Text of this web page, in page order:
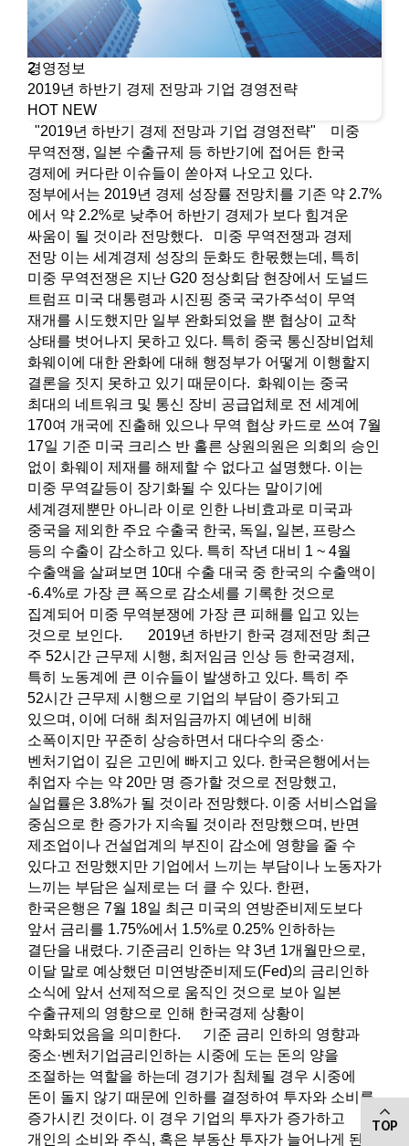
경영정보
2
2019년 하반기 경제 전망과 기업 경영전략
HOT NEW
"2019년 하반기 경제 전망과 기업 경영전략" 미중
무역전쟁, 일본 수출규제 등 하반기에 접어든 한국
경제에 커다란 이슈들이 쏟아져 나오고 있다.
정부에서는 2019년 경제 성장률 전망치를 기존 약 2.7%
에서 약 2.2%로 낮추어 하반기 경제가 보다 힘겨운
싸움이 될 것이라 전망했다. 미중 무역전쟁과 경제
전망 이는 세계경제 성장의 둔화도 한몫했는데, 특히
미중 무역전쟁은 지난 G20 정상회담 현장에서 도널드
트럼프 미국 대통령과 시진핑 중국 국가주석이 무역
재개를 시도했지만 일부 완화되었을 뿐 협상이 교착
상태를 벗어나지 못하고 있다. 특히 중국 통신장비업체
화웨이에 대한 완화에 대해 행정부가 어떻게 이행할지
결론을 짓지 못하고 있기 때문이다. 화웨이는 중국
최대의 네트워크 및 통신 장비 공급업체로 전 세계에
170여 개국에 진출해 있으나 무역 협상 카드로 쓰여 7월
17일 기준 미국 크리스 반 홀른 상원의원은 의회의 승인
없이 화웨이 제재를 해제할 수 없다고 설명했다. 이는
미중 무역갈등이 장기화될 수 있다는 말이기에
세계경제뿐만 아니라 이로 인한 나비효과로 미국과
중국을 제외한 주요 수출국 한국, 독일, 일본, 프랑스
등의 수출이 감소하고 있다. 특히 작년 대비 1 ~ 4월
수출액을 살펴보면 10대 수출 대국 중 한국의 수출액이
-6.4%로 가장 큰 폭으로 감소세를 기록한 것으로
집계되어 미중 무역분쟁에 가장 큰 피해를 입고 있는
것으로 보인다. 2019년 하반기 한국 경제전망 최근
주 52시간 근무제 시행, 최저임금 인상 등 한국경제,
특히 노동계에 큰 이슈들이 발생하고 있다. 특히 주
52시간 근무제 시행으로 기업의 부담이 증가되고
있으며, 이에 더해 최저임금까지 예년에 비해
소폭이지만 꾸준히 상승하면서 대다수의 중소·
벤처기업이 깊은 고민에 빠지고 있다. 한국은행에서는
취업자 수는 약 20만 명 증가할 것으로 전망했고,
실업률은 3.8%가 될 것이라 전망했다. 이중 서비스업을
중심으로 한 증가가 지속될 것이라 전망했으며, 반면
제조업이나 건설업계의 부진이 감소에 영향을 줄 수
있다고 전망했지만 기업에서 느끼는 부담이나 노동자가
느끼는 부담은 실제로는 더 클 수 있다. 한편,
한국은행은 7월 18일 최근 미국의 연방준비제도보다
앞서 금리를 1.75%에서 1.5%로 0.25% 인하하는
결단을 내렸다. 기준금리 인하는 약 3년 1개월만으로,
이달 말로 예상했던 미연방준비제도(Fed)의 금리인하
소식에 앞서 선제적으로 움직인 것으로 보아 일본
수출규제의 영향으로 인해 한국경제 상황이
약화되었음을 의미한다.​ 기준 금리 인하의 영향과
중소·벤처기업금리인하는 시중에 도는 돈의 양을
조절하는 역할을 하는데 경기가 침체될 경우 시중에
돈이 돌지 않기 때문에 인하를 결정하여 투자와 소비를
증가시킨 것이다. 이 경우 기업의 투자가 증가하고
개인의 소비와 주식, 혹은 부동산 투자가 늘어나게 된다.
TOP